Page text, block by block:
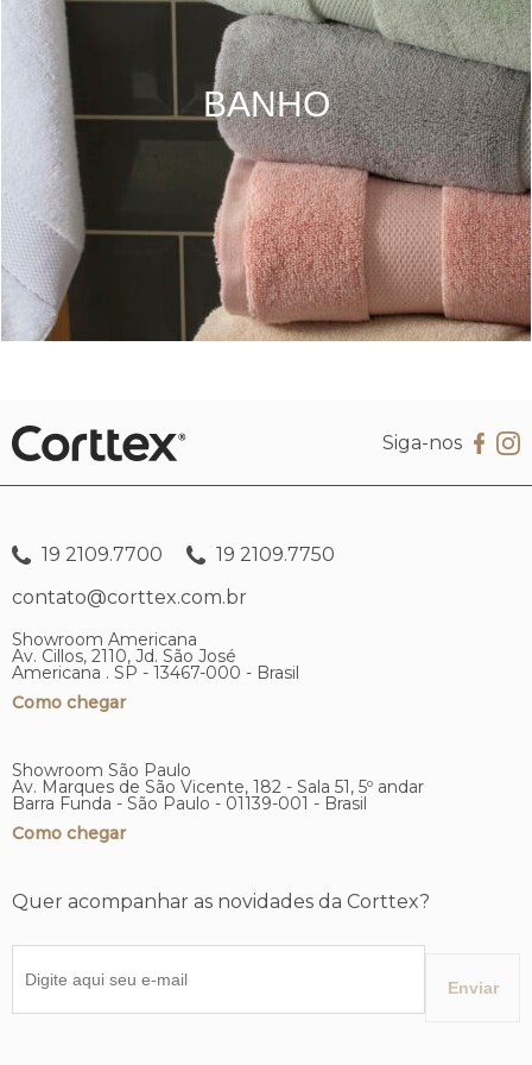
BANHO
Siga-nos
19 2109.7700
19 2109.7750
contato@corttex.com.br
Showroom Americana
Av. Cillos, 2110, Jd. São José
Americana . SP - 13467-000 - Brasil
Como chegar
Showroom São Paulo
Av. Marques de São Vicente, 182 - Sala 51, 5º andar
Barra Funda - São Paulo - 01139-001 - Brasil
Como chegar
Quer acompanhar as novidades da Corttex?